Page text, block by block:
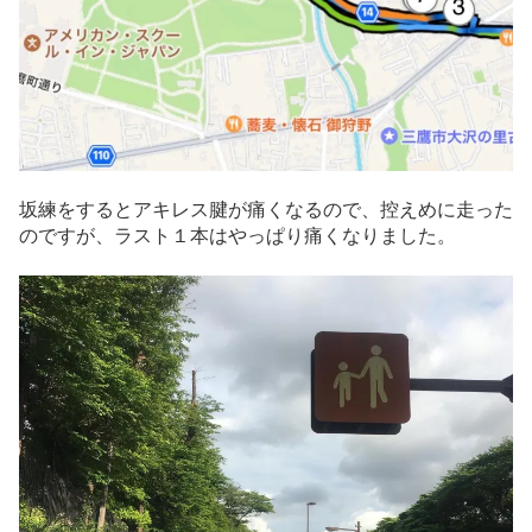
坂練をするとアキレス腱が痛くなるので、控えめに走った
のですが、ラスト１本はやっぱり痛くなりました。